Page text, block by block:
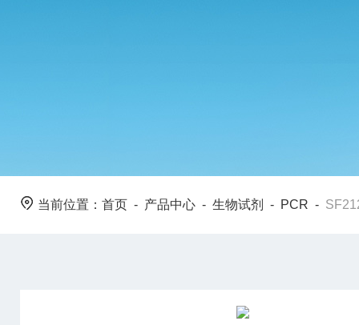
当前位置： 首页 - 产品中心 - 生物试剂 - PCR -